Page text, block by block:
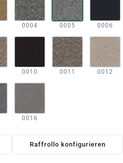
0004 0005 0006
0010 0011 0012
0016
Raffrollo konfigurieren